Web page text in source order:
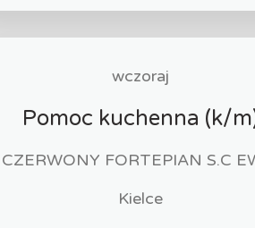
wczoraj
Pomoc kuchenna (k/
Kielce